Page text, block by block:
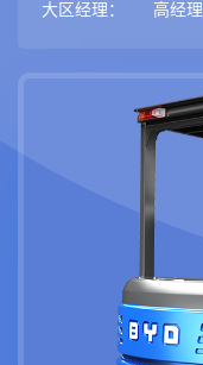
大区经理： 高经理